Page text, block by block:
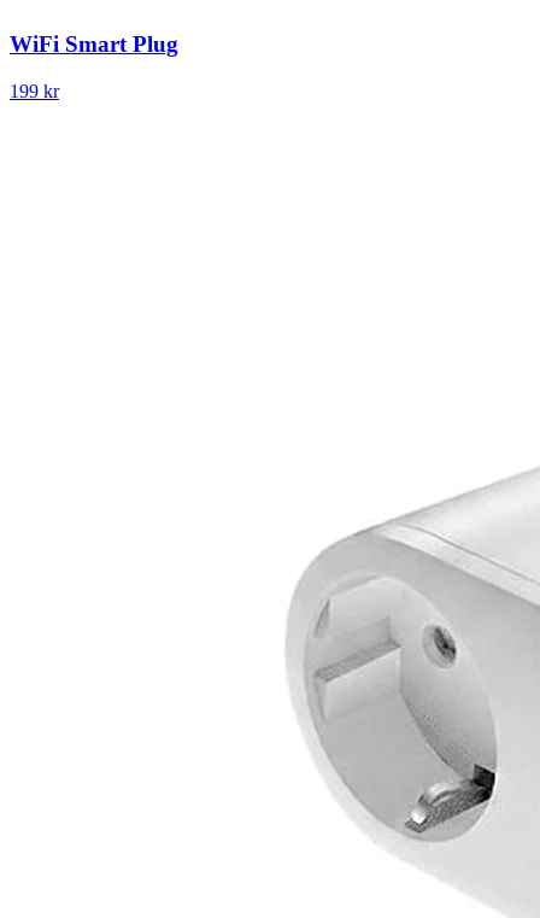
WiFi Smart Plug
199 kr